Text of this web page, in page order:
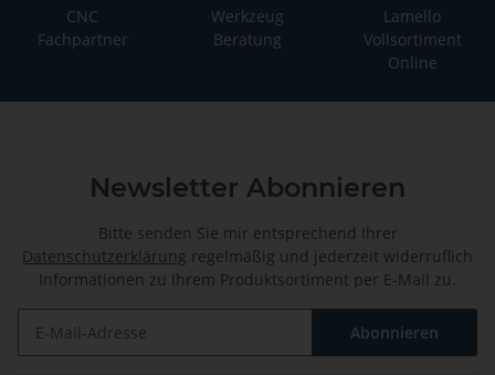
CNC
Fachpartner
Werkzeug
Beratung
Lamello
Vollsortiment
Online
Newsletter Abonnieren
Bitte senden Sie mir entsprechend Ihrer
Datenschutzerklärung regelmäßig und jederzeit widerruflich
Informationen zu Ihrem Produktsortiment per E-Mail zu.
Abonnieren